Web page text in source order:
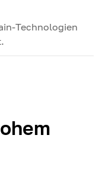
Technologien